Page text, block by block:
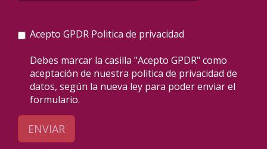
Acepto GPDR Politica de privacidad
Debes marcar la casilla "Acepto GPDR" como
aceptación de nuestra politica de privacidad de
datos, según la nueva ley para poder enviar el
formulario.
ENVIAR